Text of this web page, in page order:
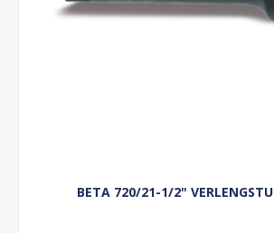
BETA 720/21-1/2"